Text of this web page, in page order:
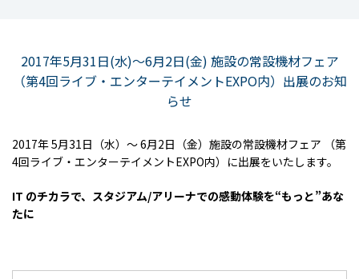
2017年5月31日(水)〜6月2日(金) 施設の常設機材フェア
（第4回ライブ・エンターテイメントEXPO内）出展のお知
らせ
2017年 5月31日（水）～ 6月2日（金）施設の常設機材フェア （第
4回ライブ・エンターテイメントEXPO内）に出展をいたします。
IT のチカラで、スタジアム/アリーナでの感動体験を“もっと”あな
たに